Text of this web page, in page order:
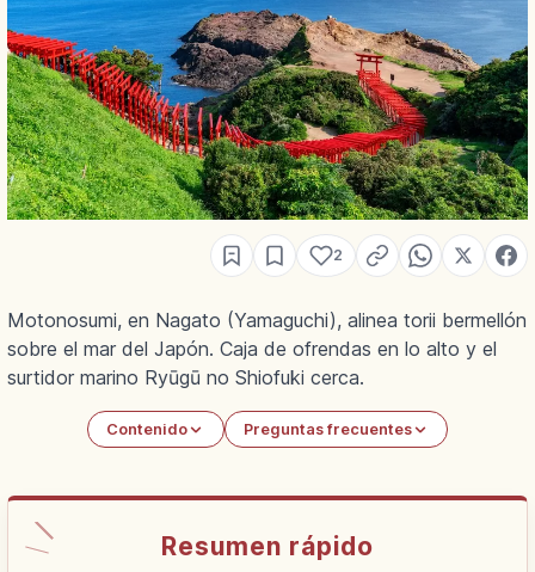
2
Motonosumi, en Nagato (Yamaguchi), alinea torii bermellón
sobre el mar del Japón. Caja de ofrendas en lo alto y el
surtidor marino Ryūgū no Shiofuki cerca.
Contenido Preguntas frecuentes
Resumen rápido